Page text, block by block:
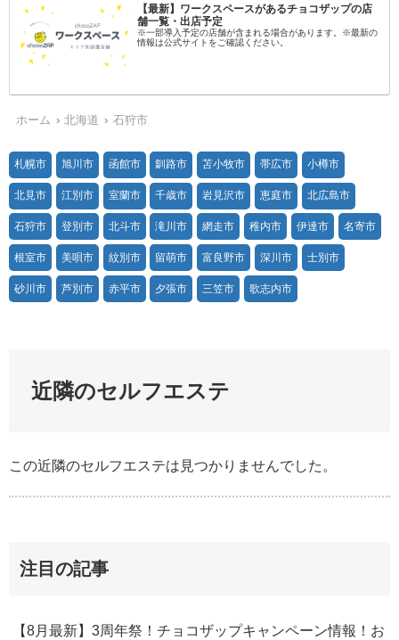
【最新】ワークスペースがあるチョコザップの店
舗一覧・出店予定
※一部導入予定の店舗が含まれる場合があります。※最新の
情報は公式サイトをご確認ください。
ホーム 北海道 石狩市
札幌市 旭川市 函館市 釧路市 苫小牧市 帯広市 小樽市
北見市 江別市 室蘭市 千歳市 岩見沢市 恵庭市 北広島市
石狩市 登別市 北斗市 滝川市 網走市 稚内市 伊達市 名寄市
根室市 美唄市 紋別市 留萌市 富良野市 深川市 士別市
砂川市 芦別市 赤平市 夕張市 三笠市 歌志内市
近隣のセルフエステ
この近隣のセルフエステは見つかりませんでした。
注目の記事
【8月最新】3周年祭！チョコザップキャンペーン情報！お